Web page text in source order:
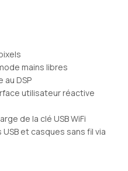
mains libres
DSP
utilisateur réactive
de la clé USB WiFi
et casques sans fil via